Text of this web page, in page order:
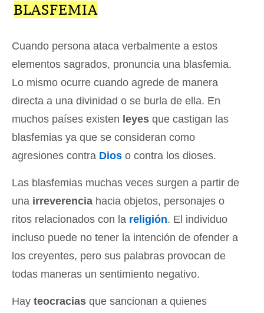
BLASFEMIA
Cuando persona ataca verbalmente a estos
elementos sagrados, pronuncia una blasfemia.
Lo mismo ocurre cuando agrede de manera
directa a una divinidad o se burla de ella. En
muchos países existen leyes que castigan las
blasfemias ya que se consideran como
agresiones contra Dios o contra los dioses.
Las blasfemias muchas veces surgen a partir de
una irreverencia hacia objetos, personajes o
ritos relacionados con la religión. El individuo
incluso puede no tener la intención de ofender a
los creyentes, pero sus palabras provocan de
todas maneras un sentimiento negativo.
Hay teocracias que sancionan a quienes